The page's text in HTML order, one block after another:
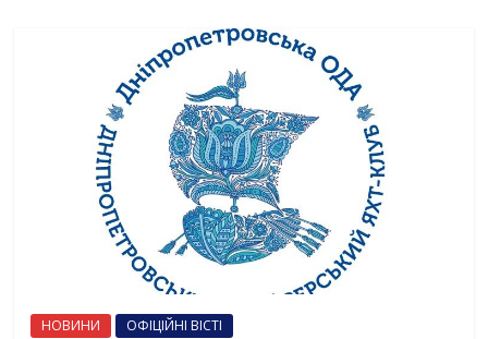
НОВИНИ ОФІЦІЙНІ ВІСТІ